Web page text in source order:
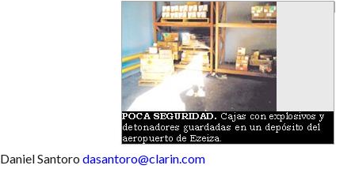
Daniel Santoro dasantoro@clarin.com